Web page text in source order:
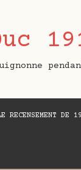
RECENSEMENT DE